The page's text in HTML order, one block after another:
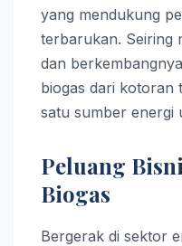
yang mendukung
terbarukan. Seiring
dan
biogas dari kotoran
satu sumber energi
Peluang
Biogas
Bergerak di sektor